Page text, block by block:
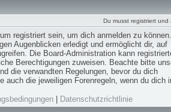
Du musst registriert
registriert sein, um dich anmelden zu
Augenblicken erledigt und ermöglicht dir, auf
Die Board-Administration kann
Berechtigungen zuweisen. Beachte bitte
die verwandten Regelungen, bevor du dich
auch die jeweiligen Forenregeln, wenn du dich
Datenschutzrichtlinie